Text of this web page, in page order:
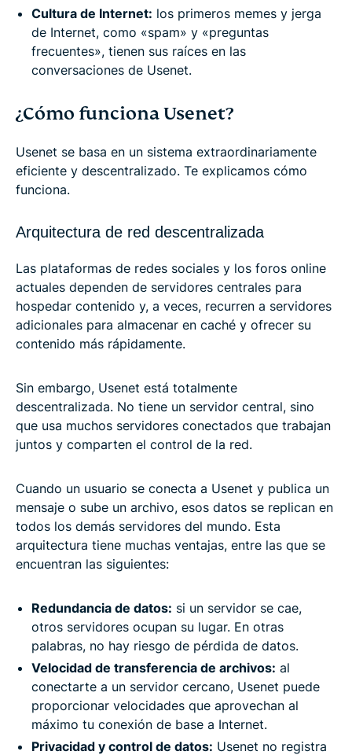
Cultura de Internet: los primeros memes y jerga
de Internet, como «spam» y «preguntas
frecuentes», tienen sus raíces en las
conversaciones de Usenet.
¿Cómo funciona Usenet?
Usenet se basa en un sistema extraordinariamente
eficiente y descentralizado. Te explicamos cómo
funciona.
Arquitectura de red descentralizada
Las plataformas de redes sociales y los foros online
actuales dependen de servidores centrales para
hospedar contenido y, a veces, recurren a servidores
adicionales para almacenar en caché y ofrecer su
contenido más rápidamente.
Sin embargo, Usenet está totalmente
descentralizada. No tiene un servidor central, sino
que usa muchos servidores conectados que trabajan
juntos y comparten el control de la red.
Cuando un usuario se conecta a Usenet y publica un
mensaje o sube un archivo, esos datos se replican en
todos los demás servidores del mundo. Esta
arquitectura tiene muchas ventajas, entre las que se
encuentran las siguientes:
Redundancia de datos: si un servidor se cae,
otros servidores ocupan su lugar. En otras
palabras, no hay riesgo de pérdida de datos.
Velocidad de transferencia de archivos: al
conectarte a un servidor cercano, Usenet puede
proporcionar velocidades que aprovechan al
máximo tu conexión de base a Internet.
Privacidad y control de datos: Usenet no registra